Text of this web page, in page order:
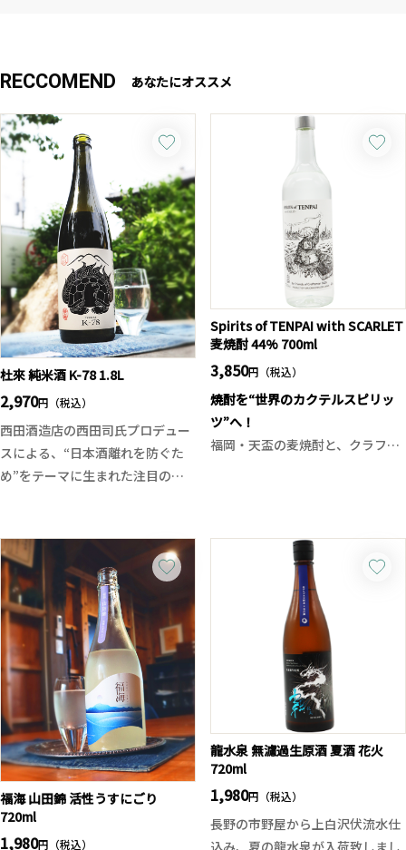
RECCOMEND あなたにオススメ
杜來 純米酒 K-78 1.8L
2,970円（税込）
西田酒造店の西田司氏プロデュー
スによる、“日本酒離れを防ぐた
め”をテーマに生まれた注目の純
仕込み、上品な吟醸香とやわらか
な甘み、綺麗な酸が調和した親し
みやすい味わいに仕上がっていま
す。低精白とは思えない雑味の少
なさと、軽快な飲み口は見事。
使用酵母には青森県開発酵母「ま
ほろば吟」を採用。ほんのりフル
ーティーな香りと、飲み飽きしな
い綺麗な旨口が魅力です。
刺身や焼き鳥、茄子の揚げびたし
など幅広い料理に寄り添い、食中
酒として真価を発揮する一本。価
格以上の完成度を是非お楽しみく
ださい！
Spirits of TENPAI with SCARLET
麦焼酎 44% 700ml
3,850円（税込）
焼酎を“世界のカクテルスピリッ
ツ”へ！
福岡・天盃の麦焼酎と、クラフト
酒「KIZASHI AMARO - TENPAI
EDITION -」の出発点となったベ
ーススピリッツでもあります。
アルコール度数は44度。焼酎とし
ては高めの度数ながら、天盃が磨
き続けてきた蒸溜技術により、驚
くほど滑らかな口当たりを実現し
グラスに注ぐと、麦由来の香ばし
さと穀物の甘いニュアンス。口に
含めば、しっかりとしたコクと旨
味が広がりながらも、後味は非常
にクリーン。
福海 山田錦 活性うすにごり
720ml
1,980円（税込）
龍水泉 無濾過生原酒 夏酒 花火
720ml
1,980円（税込）
長野の市野屋から上白沢伏流水仕
込み、夏の龍水泉が入荷致しまし